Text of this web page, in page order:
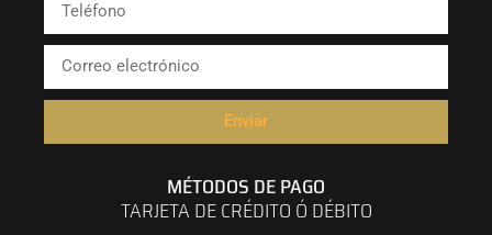
Enviar
MÉTODOS DE PAGO
TARJETA DE CRÉDITO Ó DÉBITO